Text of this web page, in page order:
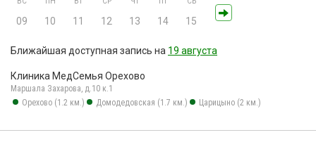
09 10 11 12 13 14 15
Ближайшая доступная запись на 19 августа
Клиника МедСемья Орехово
Маршала Захарова, д.10 к.1
Орехово (1.2 км.)
Домодедовская (1.7 км.) Царицыно (2 км.)